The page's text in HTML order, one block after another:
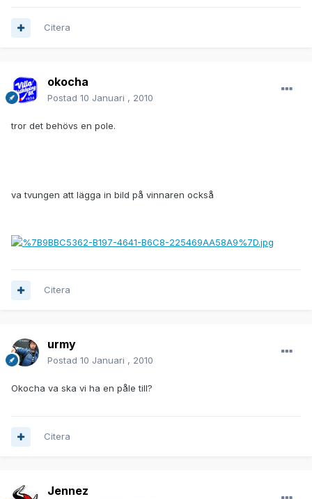
Citera
okocha
Postad 10 Januari , 2010
tror det behövs en pole.
va tvungen att lägga in bild på vinnaren också
Citera
urmy
Postad 10 Januari , 2010
Okocha va ska vi ha en påle till?
Citera
Jennez